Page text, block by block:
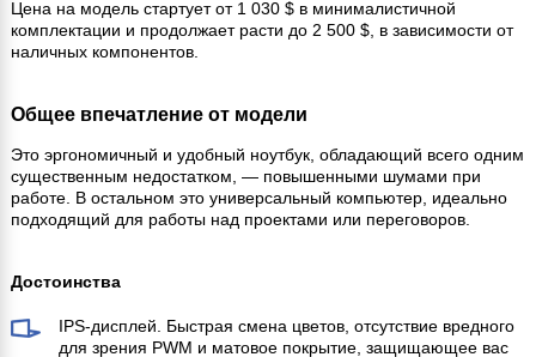
Цена на модель стартует от 1 030 $ в минималистичной
комплектации и продолжает расти до 2 500 $, в зависимости от
наличных компонентов.
Общее впечатление от модели
Это эргономичный и удобный ноутбук, обладающий всего одним
существенным недостатком, — повышенными шумами при
работе. В остальном это универсальный компьютер, идеально
подходящий для работы над проектами или переговоров.
Достоинства
IPS-дисплей. Быстрая смена цветов, отсутствие вредного
для зрения PWM и матовое покрытие, защищающее вас